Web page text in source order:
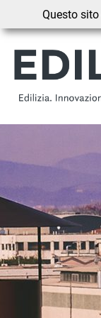
Questo sito